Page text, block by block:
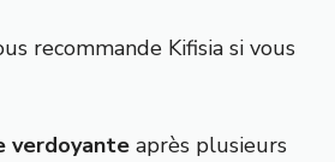
recommande Kifisia si vous
verdoyante après plusieurs